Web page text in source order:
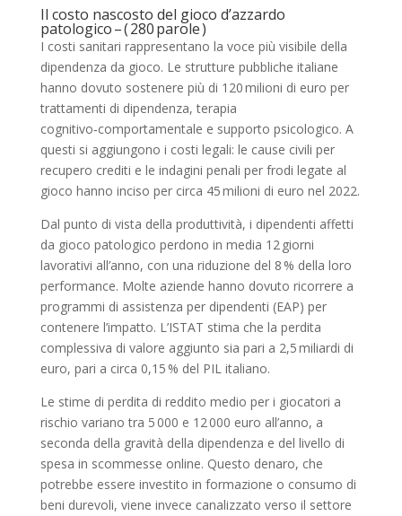
Il costo nascosto del gioco d’azzardo
patologico – ( 280 parole )
I costi sanitari rappresentano la voce più visibile della
dipendenza da gioco. Le strutture pubbliche italiane
hanno dovuto sostenere più di 120 milioni di euro per
trattamenti di dipendenza, terapia
cognitivo‑comportamentale e supporto psicologico. A
questi si aggiungono i costi legali: le cause civili per
recupero crediti e le indagini penali per frodi legate al
gioco hanno inciso per circa 45 milioni di euro nel 2022.
Dal punto di vista della produttività, i dipendenti affetti
da gioco patologico perdono in media 12 giorni
lavorativi all’anno, con una riduzione del 8 % della loro
performance. Molte aziende hanno dovuto ricorrere a
programmi di assistenza per dipendenti (EAP) per
contenere l’impatto. L’ISTAT stima che la perdita
complessiva di valore aggiunto sia pari a 2,5 miliardi di
euro, pari a circa 0,15 % del PIL italiano.
Le stime di perdita di reddito medio per i giocatori a
rischio variano tra 5 000 e 12 000 euro all’anno, a
seconda della gravità della dipendenza e del livello di
spesa in scommesse online. Questo denaro, che
potrebbe essere investito in formazione o consumo di
beni durevoli, viene invece canalizzato verso il settore